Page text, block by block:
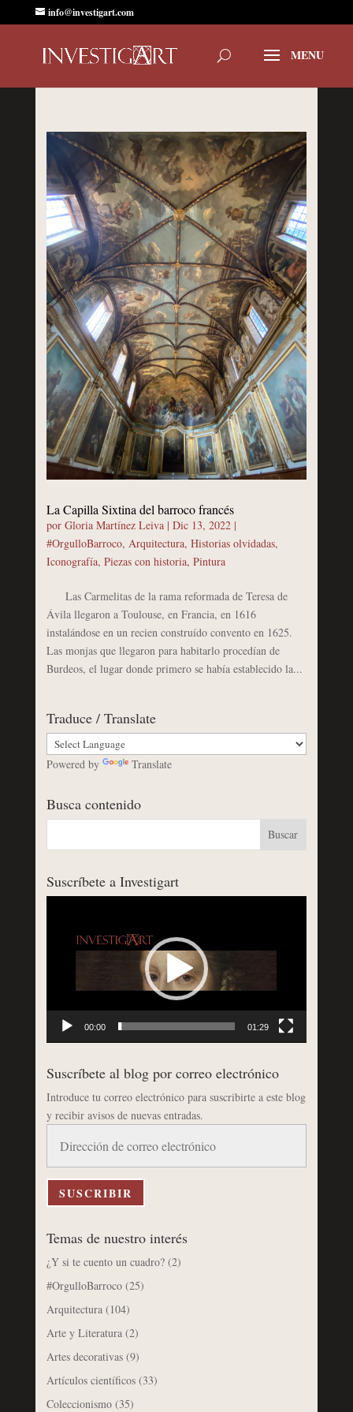
info@investigart.com
La Capilla Sixtina del barroco francés
por Gloria Martínez Leiva| Dic 13, 2022|
#OrgulloBarroco, Arquitectura, Historias olvidadas,
Iconografía, Piezas con historia, Pintura
Las Carmelitas de la rama reformada de Teresa de
Ávila llegaron a Toulouse, en Francia, en 1616
instalándose en un recien construído convento en 1625.
Las monjas que llegaron para habitarlo procedían de
Burdeos, el lugar donde primero se había establecido la...
Traduce / Translate
Powered by Translate
Busca contenido
Suscríbete a Investigart
00:00 01:29
Suscríbete al blog por correo electrónico
Introduce tu correo electrónico para suscribirte a este blog
y recibir avisos de nuevas entradas.
correo
electrónico
SUSCRIBIR
Temas de nuestro interés
¿Y si te cuento un cuadro?(2)
#OrgulloBarroco(25)
Arquitectura(104)
Arte y Literatura(2)
Artes decorativas(9)
Artículos científicos(33)
Coleccionismo(35)